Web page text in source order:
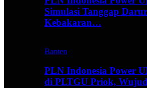
Simulasi Tanggap
Kebakaran…
Banten
PLN Indonesia Power
di PLTGU Priok,